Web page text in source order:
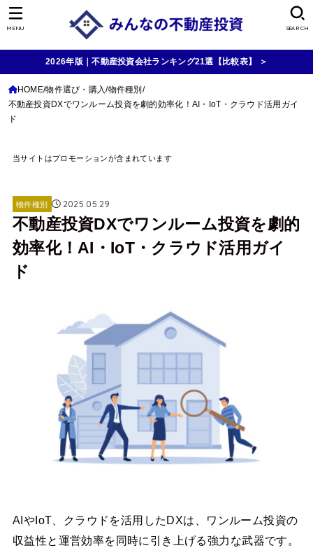
SEARCH
MENU
2026年版｜不動産投資会社ランキング21選【比較表】 ＞
HOME 物件選び・購入 物件種別
不動産投資DXでワンルーム投資を劇的効率化！AI・IoT・クラウド活用ガイ
ド
当サイトはプロモーションが含まれています
物件種別 2025.05.29
不動産投資DXでワンルーム投資を劇的
効率化！AI・IoT・クラウド活用ガイ
ド
AIやIoT、クラウドを活用したDXは、ワンルーム投資の
収益性と運営効率を同時に引き上げる強力な武器です。